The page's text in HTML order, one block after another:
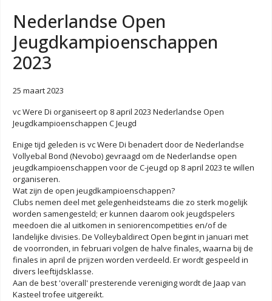
Nederlandse Open
Jeugdkampioenschappen
2023
25 maart 2023
vc Were Di organiseert op 8 april 2023 Nederlandse Open
Jeugdkampioenschappen C Jeugd
Enige tijd geleden is vc Were Di benadert door de Nederlandse
Vollyebal Bond (Nevobo) gevraagd om de Nederlandse open
jeugdkampioenschappen voor de C-jeugd op 8 april 2023 te willen
organiseren.
Wat zijn de open jeugdkampioenschappen?
Clubs nemen deel met gelegenheidsteams die zo sterk mogelijk
worden samengesteld; er kunnen daarom ook jeugdspelers
meedoen die al uitkomen in seniorencompetities en/of de
landelijke divisies. De Volleybaldirect Open begint in januari met
de voorronden, in februari volgen de halve finales, waarna bij de
finales in april de prijzen worden verdeeld. Er wordt gespeeld in
divers leeftijdsklasse.
Aan de best 'overall' presterende vereniging wordt de Jaap van
Kasteel trofee uitgereikt.